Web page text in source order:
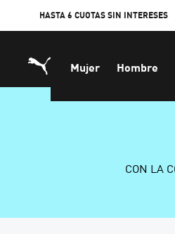
HASTA 6 CUOTAS SIN INTERESES
Mujer Hombre
CON LA